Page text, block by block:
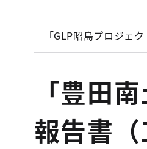
「GLP昭島プロジェ
「豊田
報告書（